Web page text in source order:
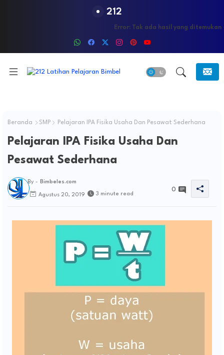
212
Error: Tak ada hasil yang ditemukan
Beranda SMP Pelajaran IPA Fisika Usaha Dan Pesawat Sederhana
Pelajaran IPA Fisika Usaha Dan
Pesawat Sederhana
By - Bimbeles.com
Agustus 20, 2019 3 minute read
0